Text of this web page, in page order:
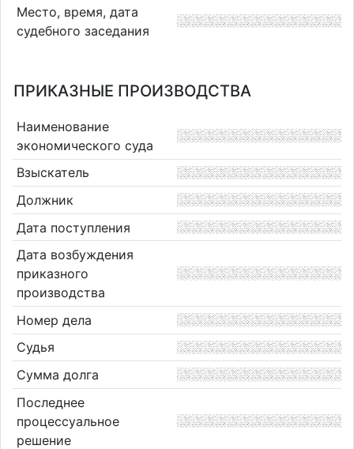
Место, время, дата
судебного заседания
ПРИКАЗНЫЕ ПРОИЗВОДСТВА
Наименование
экономического суда
Взыскатель
Должник
Дата поступления
Дата возбуждения
приказного
производства
Номер дела
Судья
Сумма долга
Последнее
процессуальное
решение